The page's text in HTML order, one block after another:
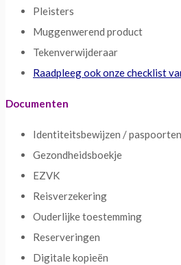
Pleisters
Muggenwerend product
Tekenverwijderaar
Raadpleeg ook onze checklist
Documenten
Identiteitsbewijzen /
Gezondheidsboekje
EZVK
Reisverzekering
Ouderlijke toestemming
Reserveringen
Digitale kopieën